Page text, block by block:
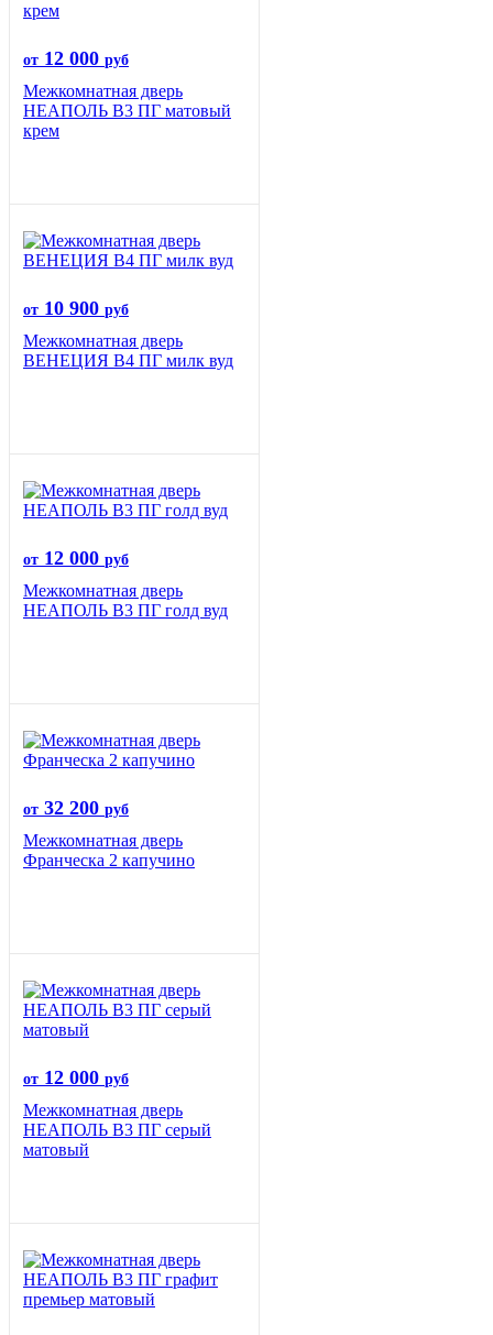
от 12 000 руб
Межкомнатная дверь
НЕАПОЛЬ В3 ПГ матовый
крем
от 10 900 руб
Межкомнатная дверь
ВЕНЕЦИЯ B4 ПГ милк вуд
от 12 000 руб
Межкомнатная дверь
НЕАПОЛЬ В3 ПГ голд вуд
от 32 200 руб
Межкомнатная дверь
Франческа 2 капучино
от 12 000 руб
Межкомнатная дверь
НЕАПОЛЬ В3 ПГ серый
матовый